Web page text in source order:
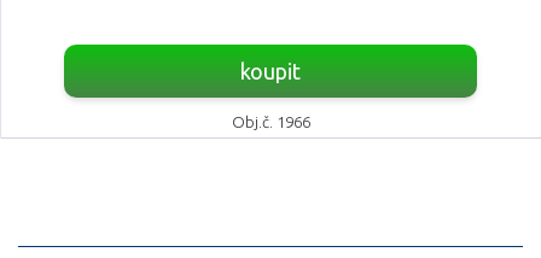
koupit
Obj.č. 1966